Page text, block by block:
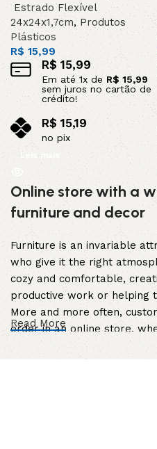
Estrado Flexível
24x24x1,7cm, Produtos
Plásticos
R$15,99
R$15,99
Em até 1x de R$ 15,99
sem juros no cartão de
crédito!
R$15,19
no pix
Leia mais
Online store with a
furniture and decor
Furniture is an invariable
who give it the right
cozy and comfortable,
productive work or helping
More and more often,
order in an online store,
computer in your free
photo and calmly buy the
Read More